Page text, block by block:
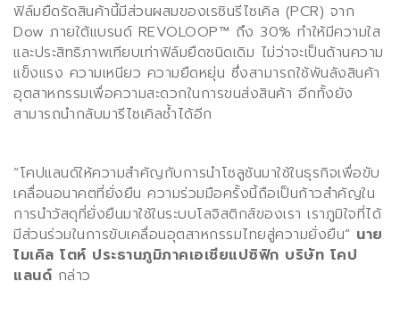
ฟิล์มยืดรัดสินค้านี้มีส่วนผสมของเรซินรีไซเคิล (PCR) จาก
Dow ภายใต้แบรนด์ REVOLOOP™ ถึง 30% ทำให้มีความใส
และประสิทธิภาพเทียบเท่าฟิล์มยืดชนิดเดิม ไม่ว่าจะเป็นด้านความ
แข็งแรง ความเหนียว ความยืดหยุ่น ซึ่งสามารถใช้พันลังสินค้า
อุตสาหกรรมเพื่อความสะดวกในการขนส่งสินค้า อีกทั้งยัง
สามารถนำกลับมารีไซเคิลซ้ำได้อีก
“โคปแลนด์ให้ความสำคัญกับการนำโซลูชันมาใช้ในธุรกิจเพื่อขับ
เคลื่อนอนาคตที่ยั่งยืน ความร่วมมือครั้งนี้ถือเป็นก้าวสำคัญใน
การนำวัสดุที่ยั่งยืนมาใช้ในระบบโลจิสติกส์ของเรา เราภูมิใจที่ได้
มีส่วนร่วมในการขับเคลื่อนอุตสาหกรรมไทยสู่ความยั่งยืน” นาย
ไมเคิล โตห์ ประธานภูมิภาคเอเชียแปซิฟิก บริษัท โคป
แลนด์ กล่าว